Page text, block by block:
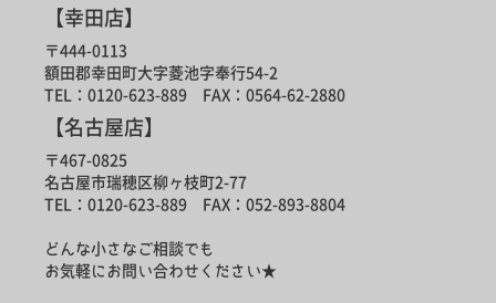
【幸田店】
〒444-0113
額田郡幸田町大字菱池字奉行54-2
TEL：0120-623-889 FAX：0564-62-2880
【名古屋店】
〒467-0825
名古屋市瑞穂区柳ヶ枝町2-77
TEL：0120-623-889 FAX：052-893-8804
どんな小さなご相談でも
お気軽にお問い合わせください★